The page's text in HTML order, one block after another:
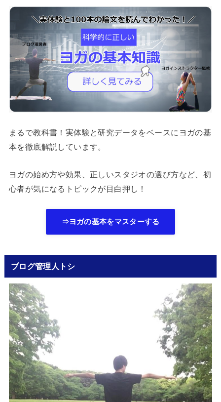
まるで教科書！実体験と研究データをベースにヨガの基
本を徹底解説しています。
ヨガの始め方や効果、正しいスタジオの選び方など、初
心者が気になるトピックが目白押し！
⇒ヨガの基本をマスターする
ブログ管理人トシ